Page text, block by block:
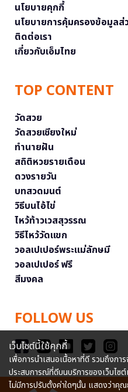
นโยบายคุกกี้
นโยบายการคุ้มครองข้อมูลส่
ติดต่อเรา
เกี่ยวกับเอ็มไทย
TOP CONTENT
วัดสวย
วัดสวยเชียงใหม่
ทำนายฝัน
สถิติหวยรายเดือน
ดวงรายวัน
บทสวดมนต์
วิธีบนไอ้ไข่
ไหว้ท้าวเวสสุวรรณ
วิธีไหว้วัดแขก
วอลเปเปอร์พระแม่ลักษมี
วอลเปเปอร์ ฟรี
สีมงคล
FOLLOW US
เว็บไซต์นี้ใช้คุกกี้
เพื่อการนำเสนอเนื้อหาที่ดี รวมถึงก
ประสบการณ์ที่ดีบนบริการของเว็บไซ
ไม่มีการปรับตั้งค่าใดๆนั้น แสดงว่าคุ